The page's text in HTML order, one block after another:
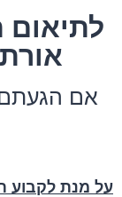
לתיאום
אם
על מנת לקבוע